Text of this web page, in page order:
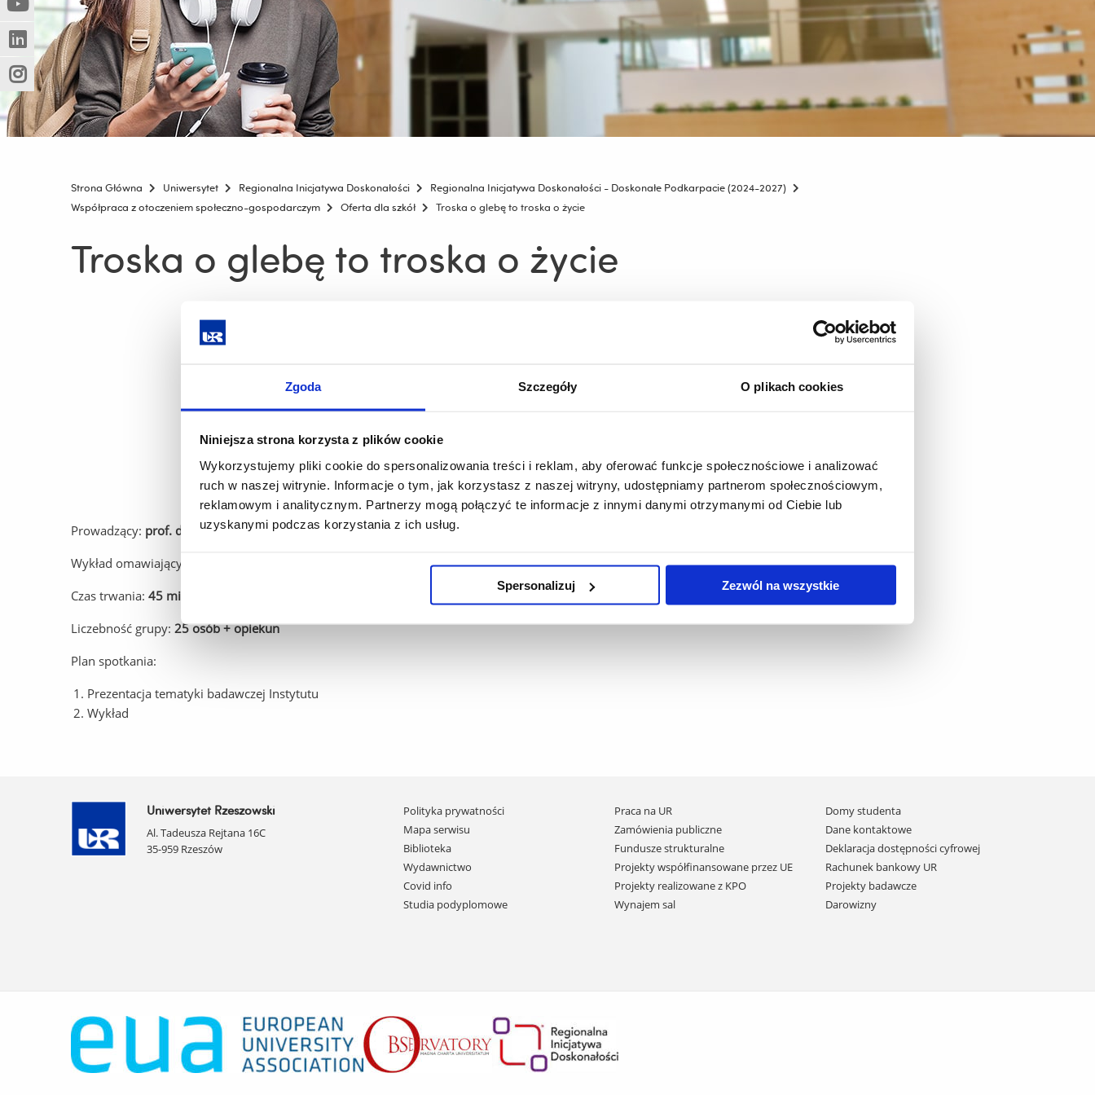
Zgoda Szczegóły O plikach cookies
Niniejsza strona korzysta z plików cookie
Wykorzystujemy pliki cookie do spersonalizowania treści i reklam, aby oferować funkcje społecznościowe i analizować
ruch w naszej witrynie. Informacje o tym, jak korzystasz z naszej witryny, udostępniamy partnerom społecznościowym,
reklamowym i analitycznym. Partnerzy mogą połączyć te informacje z innymi danymi otrzymanymi od Ciebie lub
uzyskanymi podczas korzystania z ich usług.
Spersonalizuj Zezwól na wszystkie
innej
strony)
(Nowe
okno)
(Link
do
innej
strony)
(Nowe
okno)
(Link
do
innej
strony)
(Nowe
okno)
(Link
do
innej
strony)
Strona Główna Uniwersytet Regionalna Inicjatywa Doskonałości
Regionalna Inicjatywa Doskonałości - Doskonałe Podkarpacie (2024-2027)
Współpraca z otoczeniem społeczno-gospodarczym
Oferta dla szkół Troska o glebę to troska o życie
Troska o glebę to troska o życie
Prowadzący: prof. dr hab. Jadwiga Stanek-Tarkowska
Wykład omawiający bogactwo mikroorganizmów żyjących w glebie i ich znaczenie.
Czas trwania: 45 minut
Liczebność grupy: 25 osób + opiekun
Plan spotkania:
Prezentacja tematyki badawczej Instytutu
Wykład
Uniwersytet Rzeszowski
Al. Tadeusza Rejtana 16C
35-959 Rzeszów
Pomiń
nawigację
i
przejdź
do
treści
Polityka prywatności
Mapa serwisu
Biblioteka
Wydawnictwo
Covid info
Studia podyplomowe
Praca na UR
Zamówienia publiczne
Fundusze strukturalne
Projekty współfinansowane przez UE
Projekty realizowane z KPO
Wynajem sal
Domy studenta
Dane kontaktowe
Deklaracja dostępności cyfrowej
Rachunek bankowy UR
Projekty badawcze
Darowizny